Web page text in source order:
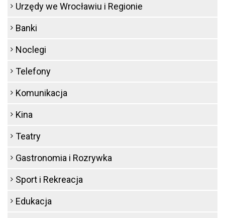
Urzędy we Wrocławiu i Regionie
Banki
Noclegi
Telefony
Komunikacja
Kina
Teatry
Gastronomia i Rozrywka
Sport i Rekreacja
Edukacja